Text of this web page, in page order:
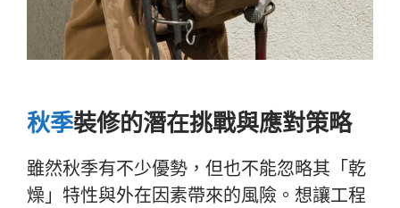
秋季裝修的潛在挑戰與應對策略
雖然秋季有不少優勢，但也不能忽略其「乾
燥」特性與外在因素帶來的風險。想讓工程